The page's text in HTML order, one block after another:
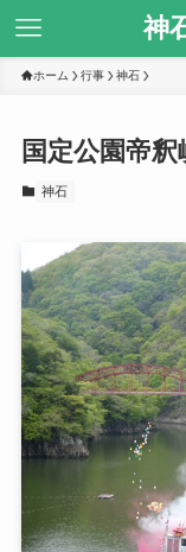
神
ホーム 行事 神石
国定公園帝
神石